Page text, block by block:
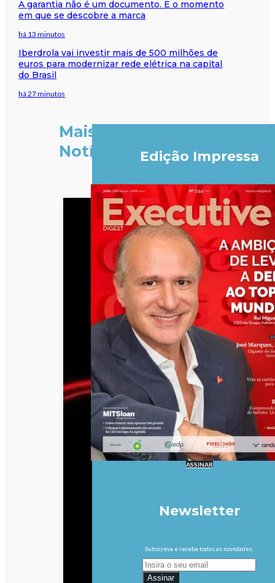
A garantia não é um documento. É o momento
em que se descobre a marca
há 13 minutos
Iberdrola vai investir mais de 500 milhões de
euros para modernizar rede elétrica na capital
do Brasil
há 27 minutos
Mais
Notícias
Edição Impressa
ASSINAR
Newsletter
Subscreva e receba todas as novidades.
Assinar